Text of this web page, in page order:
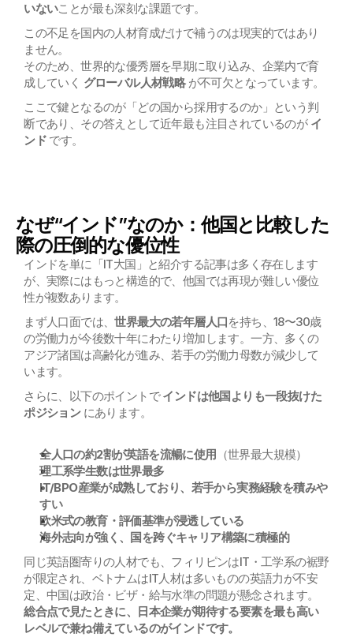
いないことが最も深刻な課題です。
この不足を国内の人材育成だけで補うのは現実的ではあり
ません。
そのため、世界的な優秀層を早期に取り込み、企業内で育
成していく グローバル人材戦略 が不可欠となっています。
ここで鍵となるのが「どの国から採用するのか」という判
断であり、その答えとして近年最も注目されているのが イ
ンド です。
なぜ“インド”なのか：他国と比較した
際の圧倒的な優位性
インドを単に「IT大国」と紹介する記事は多く存在します
が、実際にはもっと構造的で、他国では再現が難しい優位
性が複数あります。
まず人口面では、世界最大の若年層人口を持ち、18〜30歳
の労働力が今後数十年にわたり増加します。一方、多くの
アジア諸国は高齢化が進み、若手の労働力母数が減少して
います。
さらに、以下のポイントで インドは他国よりも一段抜けた
ポジション にあります。
全人口の約2割が英語を流暢に使用 （世界最大規模）
理工系学生数は世界最多
IT/BPO産業が成熟しており、若手から実務経験を積みや
すい
欧米式の教育・評価基準が浸透している
海外志向が強く、国を跨ぐキャリア構築に積極的
同じ英語圏寄りの人材でも、フィリピンはIT・工学系の裾野
が限定され、ベトナムはIT人材は多いものの英語力が不安
定、中国は政治・ビザ・給与水準の問題が懸念されます。
総合点で見たときに、日本企業が期待する要素を最も高い
レベルで兼ね備えているのがインドです。